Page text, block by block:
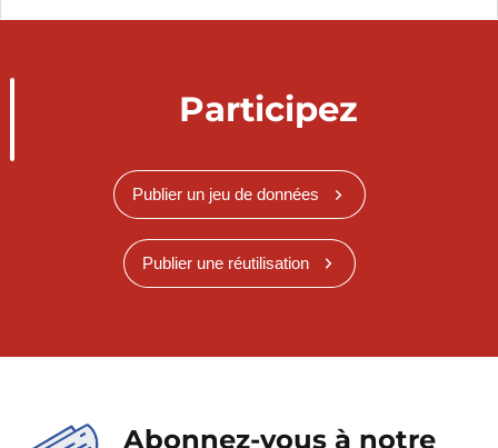
Participez
Publier un jeu de données
Publier une réutilisation
Abonnez-vous à notre